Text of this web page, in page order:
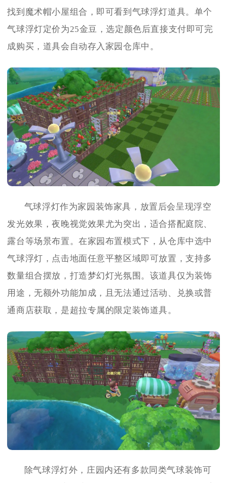
找到魔术帽小屋组合，即可看到气球浮灯道具。单个
气球浮灯定价为25金豆，选定颜色后直接支付即可完
成购买，道具会自动存入家园仓库中。
气球浮灯作为家园装饰家具，放置后会呈现浮空
发光效果，夜晚视觉效果尤为突出，适合搭配庭院、
露台等场景布置。在家园布置模式下，从仓库中选中
气球浮灯，点击地面任意平整区域即可放置，支持多
数量组合摆放，打造梦幻灯光氛围。该道具仅为装饰
用途，无额外功能加成，且无法通过活动、兑换或普
通商店获取，是超拉专属的限定装饰道具。
除气球浮灯外，庄园内还有多款同类气球装饰可